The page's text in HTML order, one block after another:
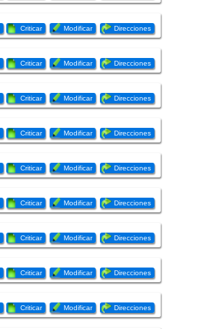
Criticar Modificar Direcciones
Criticar Modificar Direcciones
Criticar Modificar Direcciones
Criticar Modificar Direcciones
Criticar Modificar Direcciones
Criticar Modificar Direcciones
Criticar Modificar Direcciones
Criticar Modificar Direcciones
Criticar Modificar Direcciones